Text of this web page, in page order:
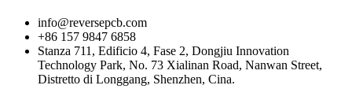
info@reversepcb.com
+86 157 9847 6858
Stanza 711, Edificio 4, Fase 2, Dongjiu Innovation
Technology Park, No. 73 Xialinan Road, Nanwan Street,
Distretto di Longgang, Shenzhen, Cina.